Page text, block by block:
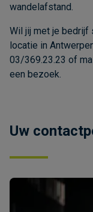
wandelafstand.
Wil jij met je bedrijf
locatie in
03/369.23.23 of
een bezoek.
Uw